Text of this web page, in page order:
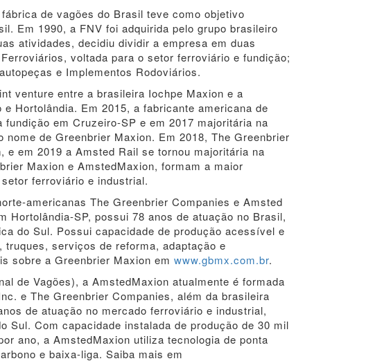
de vagões do Brasil teve como objetivo
Em 1990, a FNV foi adquirida pelo grupo brasileiro
atividades, decidiu dividir a empresa em duas
voltada para o setor ferroviário e fundição;
e Implementos Rodoviários.
venture entre a brasileira Iochpe Maxion e a
Hortolândia. Em 2015, a fabricante americana de
em Cruzeiro-SP e em 2017 majoritária na
de Greenbrier Maxion. Em 2018, The Greenbrier
em 2019 a Amsted Rail se tornou majoritária na
Maxion e AmstedMaxion, formam a maior
ferroviário e industrial.
americanas The Greenbrier Companies e Amsted
SP, possui 78 anos de atuação no Brasil,
do Sul. Possui capacidade de produção acessível e
serviços de reforma, adaptação e
sobre a Greenbrier Maxion em www.gbmx.com.br.
de Vagões), a AmstedMaxion atualmente é formada
e The Greenbrier Companies, além da brasileira
de atuação no mercado ferroviário e industrial,
Sul. Com capacidade instalada de produção de 30 mil
ano, a AmstedMaxion utiliza tecnologia de ponta
e baixa-liga. Saiba mais em